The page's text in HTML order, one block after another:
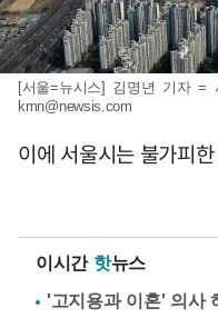
[서울=뉴시스] 김명년 기자 =
kmn@newsis.com
이에 서울시는 불가피
이시간 핫뉴스
'고지용과 이혼' 의사